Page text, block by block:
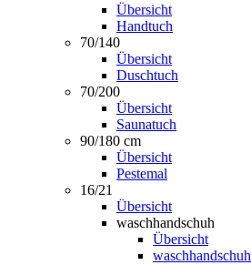
Übersicht
Handtuch
70/140
Übersicht
Duschtuch
70/200
Übersicht
Saunatuch
90/180 cm
Übersicht
Pestemal
16/21
Übersicht
waschhandschuh
Übersicht
waschhandschuh